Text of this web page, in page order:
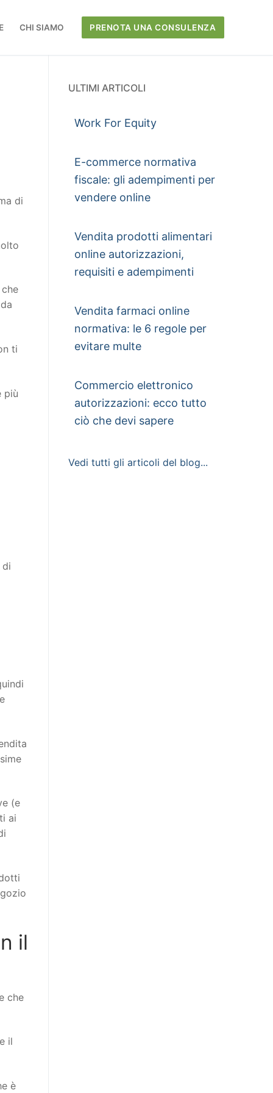
CHI SIAMO PRENOTA UNA CONSULENZA
di
ti
più
di
(e
ai
il
che
il
è
ULTIMI ARTICOLI
Work For Equity
E-commerce normativa
fiscale: gli adempimenti per
vendere online
Vendita prodotti alimentari
online autorizzazioni,
requisiti e adempimenti
Vendita farmaci online
normativa: le 6 regole per
evitare multe
Commercio elettronico
autorizzazioni: ecco tutto
ciò che devi sapere
Vedi tutti gli articoli del blog...